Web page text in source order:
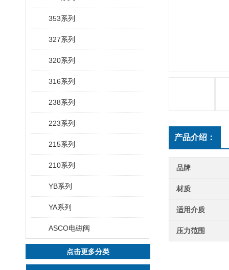
353系列
327系列
320系列
316系列
238系列
223系列
215系列
210系列
YB系列
YA系列
ASCO电磁阀
点击更多分类
产品介绍：
品牌
材质
适用介质
压力范围